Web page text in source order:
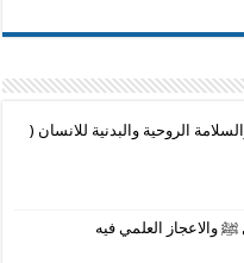
الروحية والبدنية للانسان (
ﷺ والاعجاز العلمي فيه